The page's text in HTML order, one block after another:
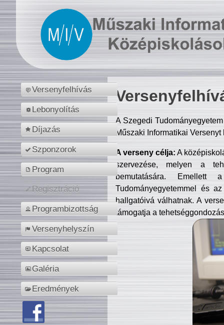
Versenyfelhívás
Lebonyolítás
Díjazás
Szponzorok
Program
Regisztráció
Programbizottság
Versenyhelyszín
Kapcsolat
Galéria
Eredmények
A Szegedi
Műszaki Informatikai
A verseny célja: A
szervezése, melyen a
bemutatására. Emellett
Tudományegyetemmel és
hallgatóivá válhatnak. A
támogatja a